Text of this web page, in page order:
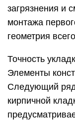
загрязнения и
монтажа
геометрия
Точность
Элементы
Следующий ряд
кирпичной